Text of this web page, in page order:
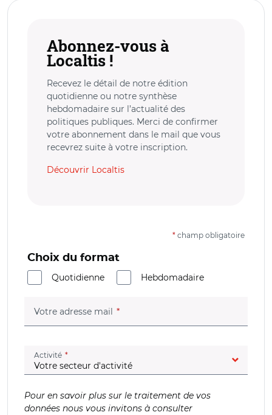
Abonnez-vous à
Localtis !
Recevez le détail de notre édition
quotidienne ou notre synthèse
hebdomadaire sur l’actualité des
politiques publiques. Merci de confirmer
votre abonnement dans le mail que vous
recevrez suite à votre inscription.
Découvrir Localtis
* champ obligatoire
Choix du format
Quotidienne
Hebdomadaire
Votre adresse mail (champ obligatoire)
Activité (champ obligatoire)
Pour en savoir plus sur le traitement de vos
données nous vous invitons à consulter